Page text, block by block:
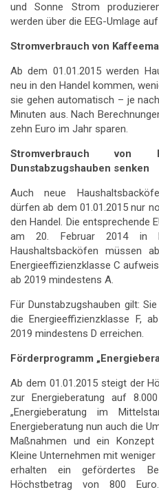
und Sonne Strom
werden über die EEG-Umlage
Stromverbrauch von
Ab dem 01.01.2015 werden
neu in den Handel kommen,
sie gehen automatisch – je
Minuten aus. Nach
zehn Euro im Jahr sparen.
Stromverbrauch von
Dunstabzugshauben senken
Auch neue
dürfen ab dem 01.01.2015 nur
den Handel. Die entsprechende
am 20. Februar 2014 in
Haushaltsbacköfen müssen
Energieeffizienzklasse C
ab 2019 mindestens A.
Für Dunstabzugshauben gilt:
die Energieeffizienzklasse F,
2019 mindestens D erreichen.
Förderprogramm
Ab dem 01.01.2015 steigt der
zur Energieberatung auf
„Energieberatung im
Energieberatung nun auch die
Maßnahmen und ein
Kleine Unternehmen mit
erhalten ein gefördertes
Höchstbetrag von 800